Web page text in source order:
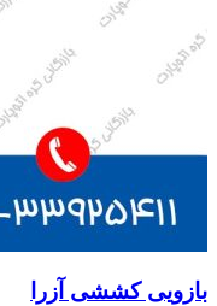
بازویی کششی آزرا